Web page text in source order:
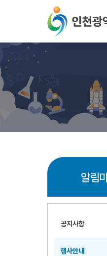
알림
공지사항
행사안내